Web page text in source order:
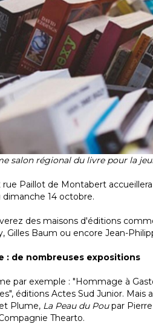
salon régional du livre pour la
rue Paillot de Montabert
dimanche 14 octobre.
des maisons d'éditions
Baum ou encore Jean-
: de nombreuses expositions
par exemple : "Hommage à
éditions Actes Sud Junior. Mais
Plume, La Peau du Poupar
Thearto.